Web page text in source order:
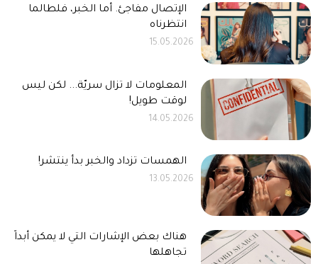
الإتصال مفاجئ. أما الخبر، فلطالما
انتظرناه
15.05.2026
المعلومات لا تزال سريّة... لكن ليس
لوقت طويل!
14.05.2026
الهمسات تزداد والخبر بدأ ينتشر!
13.05.2026
هناك بعض الإشارات التي لا يمكن أبداً
تجاهلها